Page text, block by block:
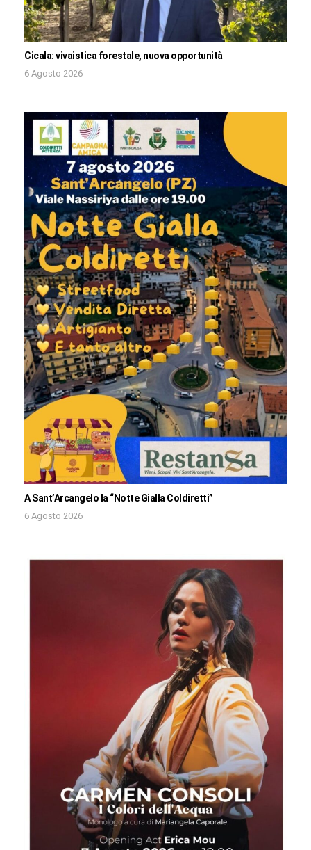
Cicala: vivaistica forestale, nuova opportunità
6 Agosto 2026
A Sant’Arcangelo la “Notte Gialla Coldiretti”
6 Agosto 2026